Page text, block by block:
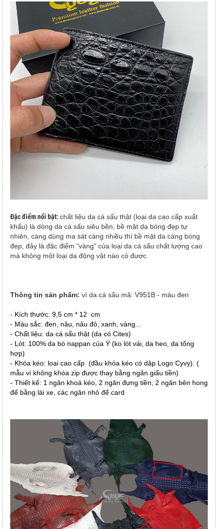
Đặc điểm nổi bật: chất liệu da cá sấu thật (loại da cao cấp xuất
khẩu) là dòng da cá sấu siêu bền, bề mặt da bóng đẹp tự
nhiên, càng dùng ma sát càng nhiều thì bề mặt da càng bóng
đẹp, đây là đặc điểm “vàng” của loại da cá sấu chất lượng cao
mà không một loại da động vật nào có được.
Thông tin sản phẩm: ví da cá sấu mã: V951B - màu đen
- Kích thước: 9,5 cm * 12 cm
- Màu sắc: đen, nâu, nâu đỏ, xanh, vàng...
- Chất liệu: da cá sấu thật (da có Cites)
- Lót: 100% da bò nappan của Ý (ko lót vải, da heo, da tổng
hợp)
- Khóa kéo: loại cao cấp (đầu khóa kéo có dập Logo Cyvy). (
mẫu ví không khóa zip được thay bằng ngăn giấu tiền)
- Thiết kế: 1 ngăn khoá kéo, 2 ngăn đựng tiền, 2 ngăn bên hong
để bằng lái xe, các ngăn nhỏ để card